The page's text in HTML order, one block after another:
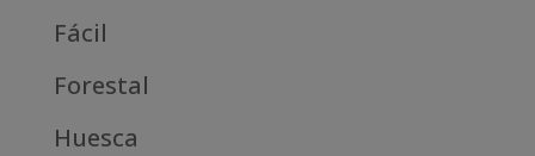
Fácil
Forestal
Huesca